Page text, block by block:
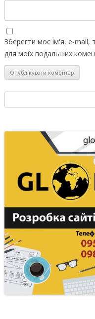
Зберегти моє ім'я, e-mail,
для моїх подальших